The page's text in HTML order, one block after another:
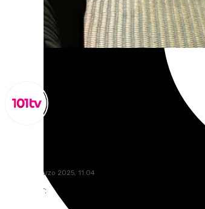
lunes, 31 marzo 2025, 11:04
Compartir: